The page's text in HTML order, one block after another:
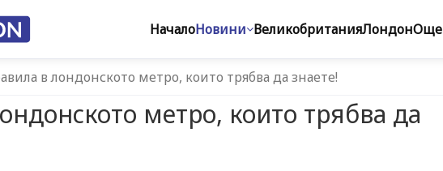
НачалоНовини ВеликобританияЛондонОще
в лондонското метро, които трябва да знаете!
метро, които трябва да